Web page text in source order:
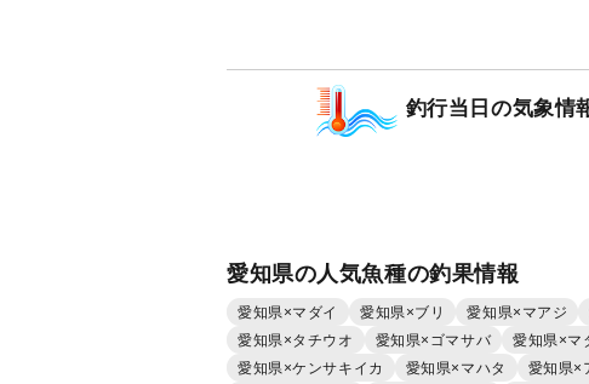
釣行当日の気象情
愛知県の人気魚種の釣果情報
愛知県×マダイ 愛知県×ブリ 愛知県×マアジ
愛知県×タチウオ
愛知県×ゴマサバ 愛知県×マ
愛知県×ケンサキイカ
愛知県×マハタ 愛知県×